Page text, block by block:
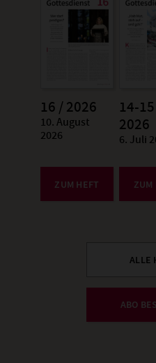
16 / 2026
:
10. August
2026
ZUM HEFT
14-
2026
:
6. Juli
ZUM
ALLE
ABO